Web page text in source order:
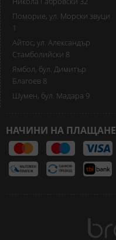
Поморие, ул. Морски звуци
1
Айтос, ул. Александър
Стамболийски 8
Ямбол, бул. Димитър
Благоев 8
Шумен, бул. Мадара 9
НАЧИНИ НА ПЛАЩАНЕ